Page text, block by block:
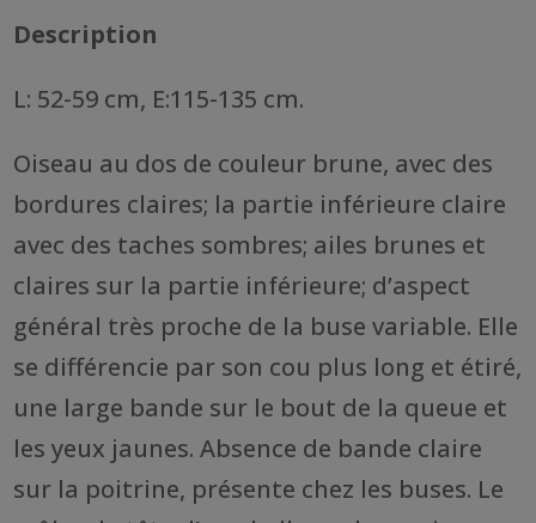
Description
L: 52-59 cm, E:115-135 cm.
Oiseau au dos de couleur brune, avec des
bordures claires; la partie inférieure claire
avec des taches sombres; ailes brunes et
claires sur la partie inférieure; d’aspect
général très proche de la buse variable. Elle
se différencie par son cou plus long et étiré,
une large bande sur le bout de la queue et
les yeux jaunes. Absence de bande claire
sur la poitrine, présente chez les buses. Le